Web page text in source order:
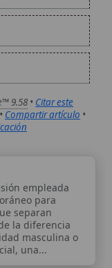
empleada
para
o
varón y
modo